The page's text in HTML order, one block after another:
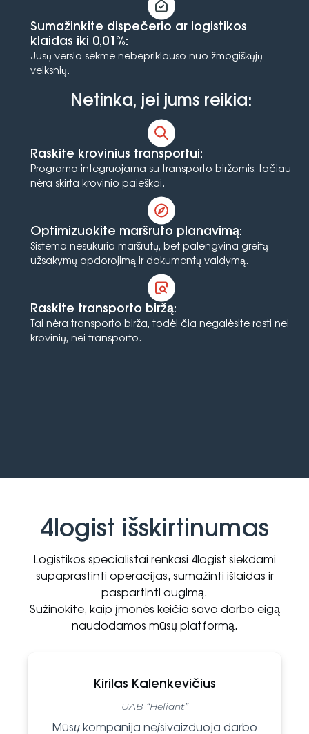
Sumažinkite dispečerio ar logistikos
klaidas iki 0,01%:
Jūsų verslo sėkmė nebepriklauso nuo žmogiškųjų
veiksnių.
Netinka, jei jums reikia:
Raskite krovinius transportui:
Programa integruojama su transporto biržomis, tačiau
nėra skirta krovinio paieškai.
Optimizuokite maršruto planavimą:
Sistema nesukuria maršrutų, bet palengvina greitą
užsakymų apdorojimą ir dokumentų valdymą.
Raskite transporto biržą:
Tai nėra transporto birža, todėl čia negalėsite rasti nei
krovinių, nei transporto.
4logist išskirtinumas
Logistikos specialistai renkasi 4logist siekdami
supaprastinti operacijas, sumažinti išlaidas ir
paspartinti augimą.
Sužinokite, kaip įmonės keičia savo darbo eigą
naudodamos mūsų platformą.
Kirilas Kalenkevičius
UAB “Heliant”
Mūsų kompanija neįsivaizduoja darbo